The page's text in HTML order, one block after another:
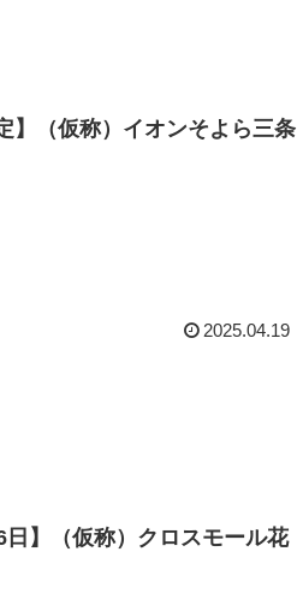
】（仮称）イオンそよら三条
2025.04.19
】（仮称）クロスモール花